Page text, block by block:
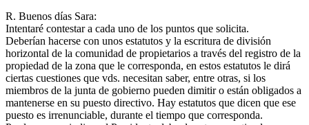
R. Buenos días Sara:
Intentaré contestar a cada uno de los puntos que solicita.
Deberían hacerse con unos estatutos y la escritura de división
horizontal de la comunidad de propietarios a través del registro de la
propiedad de la zona que le corresponda, en estos estatutos le dirá
ciertas cuestiones que vds. necesitan saber, entre otras, si los
miembros de la junta de gobierno pueden dimitir o están obligados a
mantenerse en su puesto directivo. Hay estatutos que dicen que ese
puesto es irrenunciable, durante el tiempo que corresponda.